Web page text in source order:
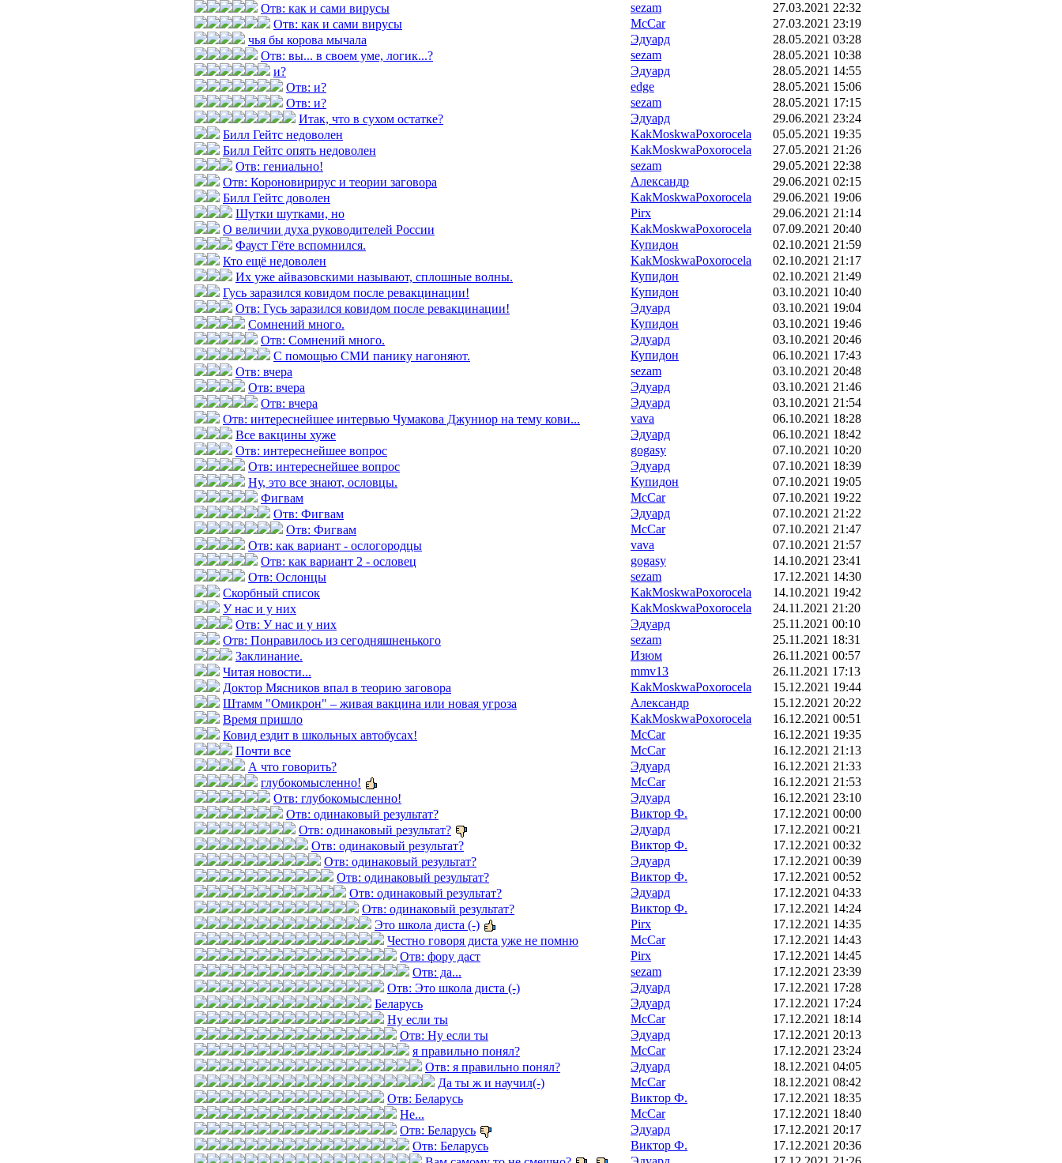
Отв: как и сами вирусы
sezam
27.03.2021 22:32
Отв: как и сами вирусы
McCar
27.03.2021 23:19
чья бы корова мычала
Эдуард
28.05.2021 03:28
Отв: вы... в своем уме, логик...?
sezam
28.05.2021 10:38
и?
Эдуард
28.05.2021 14:55
Отв: и?
edge
28.05.2021 15:06
Отв: и?
sezam
28.05.2021 17:15
Итак, что в сухом остатке?
Эдуард
29.06.2021 23:24
Билл Гейтс недоволен
KakMoskwaPoxorocela
05.05.2021 19:35
Билл Гейтс опять недоволен
KakMoskwaPoxorocela
27.05.2021 21:26
Отв: гениально!
sezam
29.05.2021 22:38
Отв: Короновирирус и теории заговора
Александр
29.06.2021 02:15
Билл Гейтс доволен
KakMoskwaPoxorocela
29.06.2021 19:06
Шутки шутками, но
Pirx
29.06.2021 21:14
О величии духа руководителей России
KakMoskwaPoxorocela
07.09.2021 20:40
Фауст Гёте вспомнился.
Купидон
02.10.2021 21:59
Кто ещё недоволен
KakMoskwaPoxorocela
02.10.2021 21:17
Их уже айвазовскими называют, сплошные волны.
Купидон
02.10.2021 21:49
Гусь заразился ковидом после ревакцинации!
Купидон
03.10.2021 10:40
Отв: Гусь заразился ковидом после ревакцинации!
Эдуард
03.10.2021 19:04
Сомнений много.
Купидон
03.10.2021 19:46
Отв: Сомнений много.
Эдуард
03.10.2021 20:46
С помощью СМИ панику нагоняют.
Купидон
06.10.2021 17:43
Отв: вчера
sezam
03.10.2021 20:48
Отв: вчера
Эдуард
03.10.2021 21:46
Отв: вчера
Эдуард
03.10.2021 21:54
Отв: интереснейшее интервью Чумакова Джуниор на тему кови...
vava
06.10.2021 18:28
Все вакцины хуже
Эдуард
06.10.2021 18:42
Отв: интереснейшее вопрос
gogasy
07.10.2021 10:20
Отв: интереснейшее вопрос
Эдуард
07.10.2021 18:39
Ну, это все знают, ословцы.
Купидон
07.10.2021 19:05
Фигвам
McCar
07.10.2021 19:22
Отв: Фигвам
Эдуард
07.10.2021 21:22
Отв: Фигвам
McCar
07.10.2021 21:47
Отв: как вариант - ослогородцы
vava
07.10.2021 21:57
Отв: как вариант 2 - ословец
gogasy
14.10.2021 23:41
Отв: Ослонцы
sezam
17.12.2021 14:30
Скорбный список
KakMoskwaPoxorocela
14.10.2021 19:42
У нас и у них
KakMoskwaPoxorocela
24.11.2021 21:20
Отв: У нас и у них
Эдуард
25.11.2021 00:10
Отв: Понравилось из сегодняшненького
sezam
25.11.2021 18:31
Заклинание.
Изюм
26.11.2021 00:57
Читая новости...
mmv13
26.11.2021 17:13
Доктор Мясников впал в теорию заговора
KakMoskwaPoxorocela
15.12.2021 19:44
Штамм "Омикрон" – живая вакцина или новая угроза
Александр
15.12.2021 20:22
Время пришло
KakMoskwaPoxorocela
16.12.2021 00:51
Ковид ездит в школьных автобусах!
McCar
16.12.2021 19:35
Почти все
McCar
16.12.2021 21:13
А что говорить?
Эдуард
16.12.2021 21:33
глубокомысленно!
McCar
16.12.2021 21:53
Отв: глубокомысленно!
Эдуард
16.12.2021 23:10
Отв: одинаковый результат?
Виктор Ф.
17.12.2021 00:00
Отв: одинаковый результат?
Эдуард
17.12.2021 00:21
Отв: одинаковый результат?
Виктор Ф.
17.12.2021 00:32
Отв: одинаковый результат?
Эдуард
17.12.2021 00:39
Отв: одинаковый результат?
Виктор Ф.
17.12.2021 00:52
Отв: одинаковый результат?
Эдуард
17.12.2021 04:33
Отв: одинаковый результат?
Виктор Ф.
17.12.2021 14:24
Это школа диста (-)
Pirx
17.12.2021 14:35
Честно говоря диста уже не помню
McCar
17.12.2021 14:43
Отв: фору даст
Pirx
17.12.2021 14:45
Отв: да...
sezam
17.12.2021 23:39
Отв: Это школа диста (-)
Эдуард
17.12.2021 17:28
Беларусь
Эдуард
17.12.2021 17:24
Ну если ты
McCar
17.12.2021 18:14
Отв: Ну если ты
Эдуард
17.12.2021 20:13
я правильно понял?
McCar
17.12.2021 23:24
Отв: я правильно понял?
Эдуард
18.12.2021 04:05
Да ты ж и научил(-)
McCar
18.12.2021 08:42
Отв: Беларусь
Виктор Ф.
17.12.2021 18:35
Не...
McCar
17.12.2021 18:40
Отв: Беларусь
Эдуард
17.12.2021 20:17
Отв: Беларусь
Виктор Ф.
17.12.2021 20:36